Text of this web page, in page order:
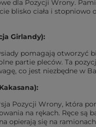
dla Pozycji Wrony.
blisko ciała i stopniowo
Girlandy):
pomagają otworzyć
partie pleców. Ta
co jest niezbędne w
Pozycji Wrony, która
na rękach. Ręce są
opierają się na